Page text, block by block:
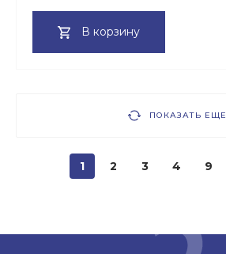
В корзину
ПОКАЗАТЬ ЕЩЕ
1 2 3 4 9